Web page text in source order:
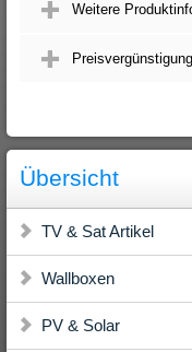
Weitere
Übersicht
TV & Sat Artikel
Wallboxen
PV & Solar